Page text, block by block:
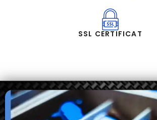
SSL CERTIFICAT